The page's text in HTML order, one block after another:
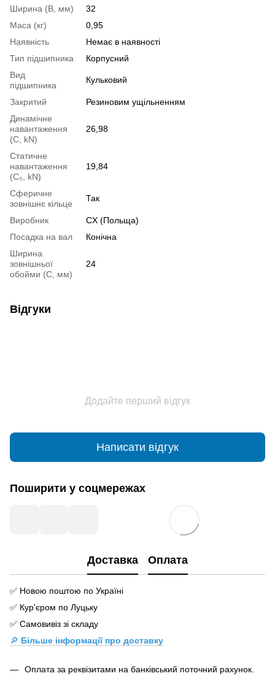
Ширина (B, мм)
32
Маса (кг)
0,95
Наявність
Немає в наявності
Тип підшипника
Корпусний
Вид
підшипника
Кульковий
Закритий
Резиновим ущільненням
Динамічне
навантаження
(С, kN)
26,98
Статичне
навантаження
(С₀, kN)
19,84
Сферичне
зовнішнє кільце
Так
Виробник
CX (Польща)
Посадка на вал
Конічна
Ширина
зовнішньої
обойми (С, мм)
24
Відгуки
Додайте перший відгук
Написати відгук
Поширити у соцмережах
Доставка Оплата
✅ Новою поштою по Україні
✅ Кур'єром по Луцьку
✅ Самовивіз зі складу
🔎 Більше інформації про доставку
Оплата за реквізитами на банківський поточний рахунок.